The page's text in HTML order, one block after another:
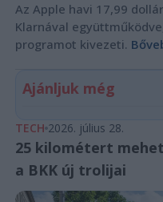
Az Apple havi 17,99
Klarnával
programot kivezeti.
Ajánljuk még
TECH 2026. július 28.
25 kilométert
a BKK új trolijai